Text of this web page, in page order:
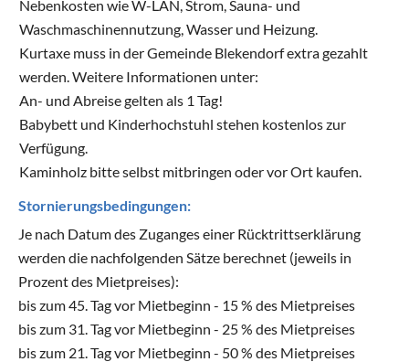
Nebenkosten wie W-LAN, Strom, Sauna- und
Waschmaschinennutzung, Wasser und Heizung.
Kurtaxe muss in der Gemeinde Blekendorf extra gezahlt
werden. Weitere Informationen unter:
An- und Abreise gelten als 1 Tag!
Babybett und Kinderhochstuhl stehen kostenlos zur
Verfügung.
Kaminholz bitte selbst mitbringen oder vor Ort kaufen.
Stornierungsbedingungen:
Je nach Datum des Zuganges einer Rücktrittserklärung
werden die nachfolgenden Sätze berechnet (jeweils in
Prozent des Mietpreises):
bis zum 45. Tag vor Mietbeginn - 15 % des Mietpreises
bis zum 31. Tag vor Mietbeginn - 25 % des Mietpreises
bis zum 21. Tag vor Mietbeginn - 50 % des Mietpreises